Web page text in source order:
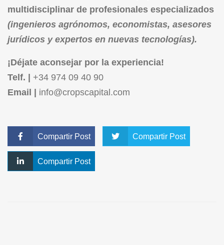
multidisciplinar de profesionales especializados
(ingenieros agrónomos, economistas, asesores
jurídicos y expertos en nuevas tecnologías).
¡Déjate aconsejar por la experiencia!
Telf. | +34 974 09 40 90
Email | info@cropscapital.com
Compartir Post Compartir Post
Compartir Post